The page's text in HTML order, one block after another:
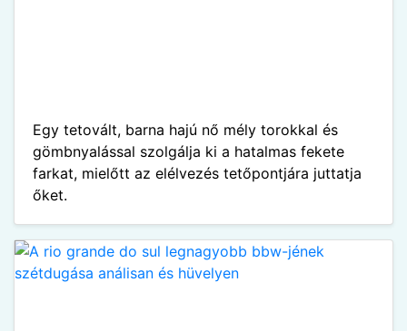
Egy tetovált, barna hajú nő mély torokkal és
gömbnyalással szolgálja ki a hatalmas fekete
farkat, mielőtt az elélvezés tetőpontjára juttatja
őket.